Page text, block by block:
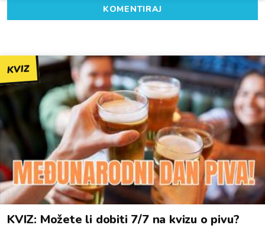
KOMENTIRAJ
KVIZ
KVIZ: Možete li dobiti 7/7 na kvizu o pivu?